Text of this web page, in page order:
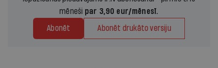
mēneši par 3,90 eur/mēnesī.
Abonēt Abonēt drukāto versiju